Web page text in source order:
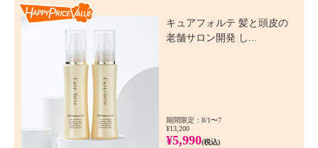
キュアフォルテ 髪と頭皮の
老舗サロン開発 し...
期間限定：8/1〜7
¥13,200
¥5,990(税込)